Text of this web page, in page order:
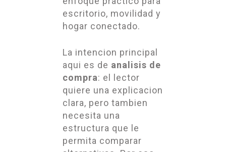
escritorio, movilidad y
hogar conectado.
La intencion principal
aqui es de analisis de
compra: el lector
quiere una explicacion
clara, pero tambien
necesita una
estructura que le
permita comparar